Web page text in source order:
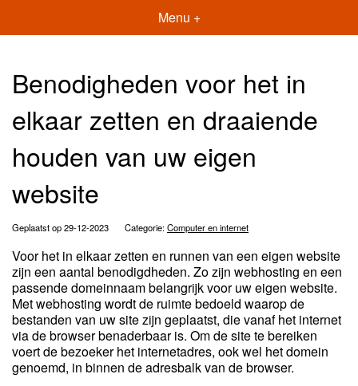
Menu +
Benodigheden voor het in
elkaar zetten en draaiende
houden van uw eigen
website
Geplaatst op 29-12-2023 Categorie:Computer en internet
Voor het in elkaar zetten en runnen van een eigen website
zijn een aantal benodigdheden. Zo zijn webhosting en een
passende domeinnaam belangrijk voor uw eigen website.
Met webhosting wordt de ruimte bedoeld waarop de
bestanden van uw site zijn geplaatst, die vanaf het internet
via de browser benaderbaar is. Om de site te bereiken
voert de bezoeker het internetadres, ook wel het domein
genoemd, in binnen de adresbalk van de browser.